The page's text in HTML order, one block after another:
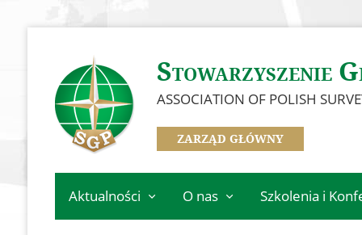
Stowarzyszenie
ASSOCIATION OF POLISH
ZARZĄD GŁÓWNY
Aktualności O nas Szkolenia i